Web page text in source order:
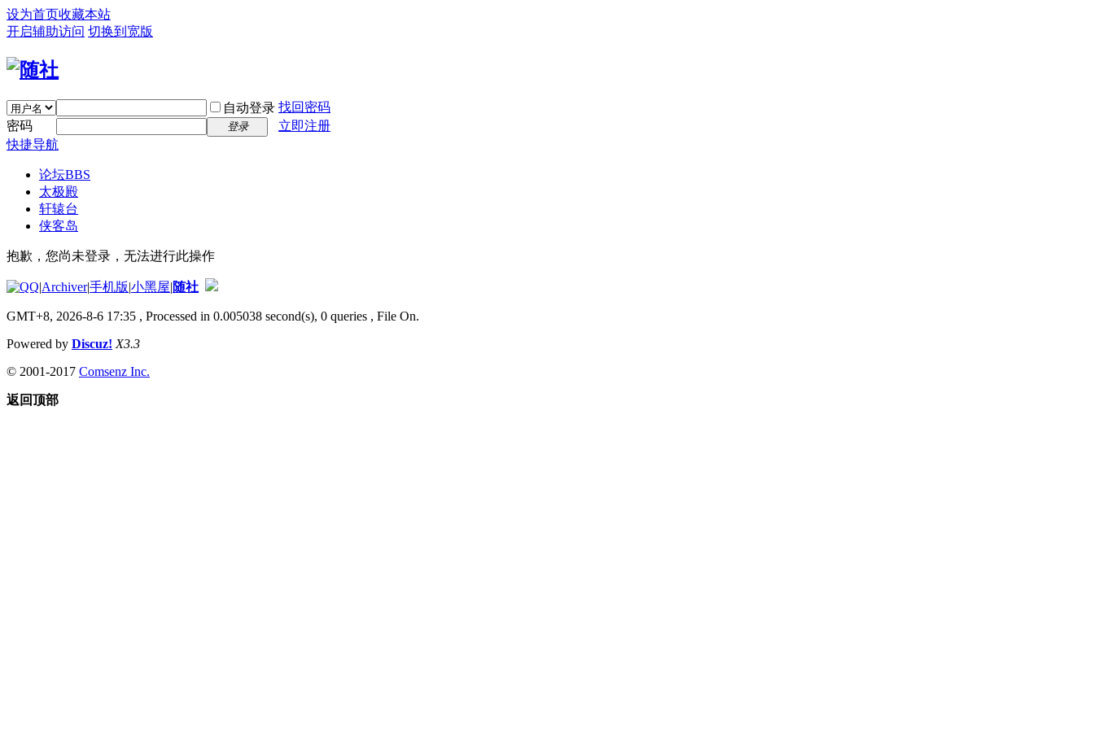
设为首页收藏本站
开启辅助访问 切换到宽版
自动登录 找回密码
密码
登录
立即注册
快捷导航
论坛BBS
太极殿
轩辕台
侠客岛
抱歉，您尚未登录，无法进行此操作
|Archiver|手机版|小黑屋|随社
GMT+8, 2026-8-6 17:35 , Processed in 0.005038 second(s), 0 queries , File On.
Powered by Discuz! X3.3
© 2001-2017 Comsenz Inc.
返回顶部